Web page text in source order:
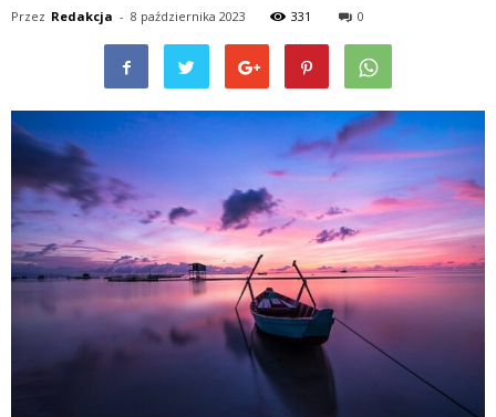
Przez Redakcja - 8 października 2023 331 0